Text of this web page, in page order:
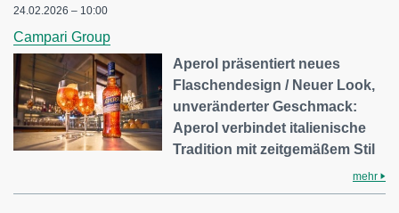
24.02.2026 – 10:00
Campari Group
Aperol präsentiert neues
Flaschendesign / Neuer Look,
unveränderter Geschmack:
Aperol verbindet italienische
Tradition mit zeitgemäßem Stil
mehr